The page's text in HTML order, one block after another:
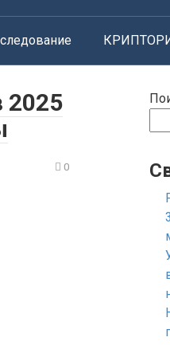
2025
0